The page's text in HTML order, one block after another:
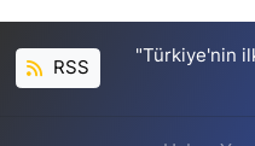
RSS
"Türkiye'nin